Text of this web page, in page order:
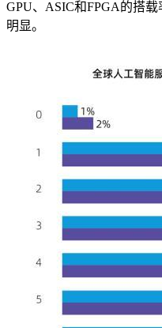
GPU、ASIC和FPGA的搭
明显。